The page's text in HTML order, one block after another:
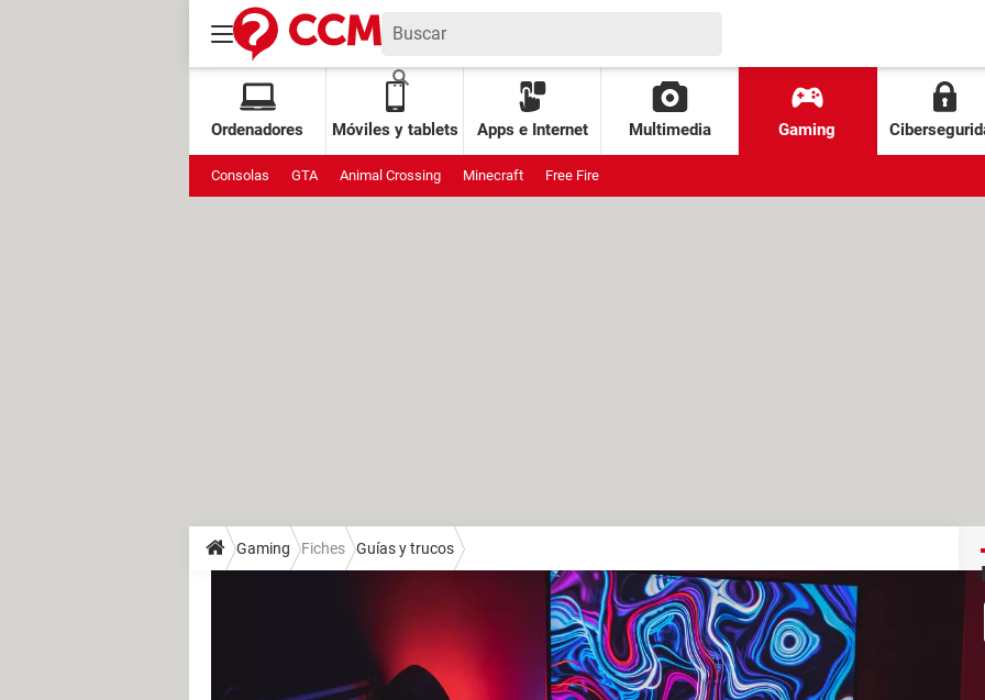
Ordenadores Móviles y tablets Apps e Internet Multimedia Gaming
Consolas GTA Animal Crossing Minecraft Free Fire
Gaming Fiches Guías y trucos